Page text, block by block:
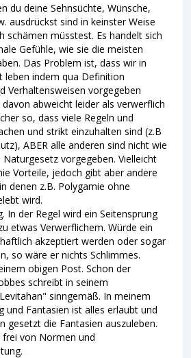
du deine Sehnsüchte, Wünsche,
ausdrückst sind in keinster Weise
schämen müsstest. Es handelt sich
Gefühle, wie sie die meisten
Das Problem ist, dass wir in
leben indem qua Definition
Verhaltensweisen vorgegeben
abweicht leider als verwerflich
so, dass viele Regeln und
und strikt einzuhalten sind (z.B
ABER alle anderen sind nicht wie
vorgegeben. Vielleicht
Vorteile, jedoch gibt aber andere
denen z.B. Polygamie ohne
wird.
In der Regel wird ein Seitensprung
etwas Verwerflichem. Würde ein
akzeptiert werden oder sogar
so wäre er nichts Schlimmes.
obigen Post. Schon der
schreibt in seinem
sinngemäß. In meinem
und Fantasien ist alles erlaubt und
gesetzt die Fantasien auszuleben.
frei von Normen und